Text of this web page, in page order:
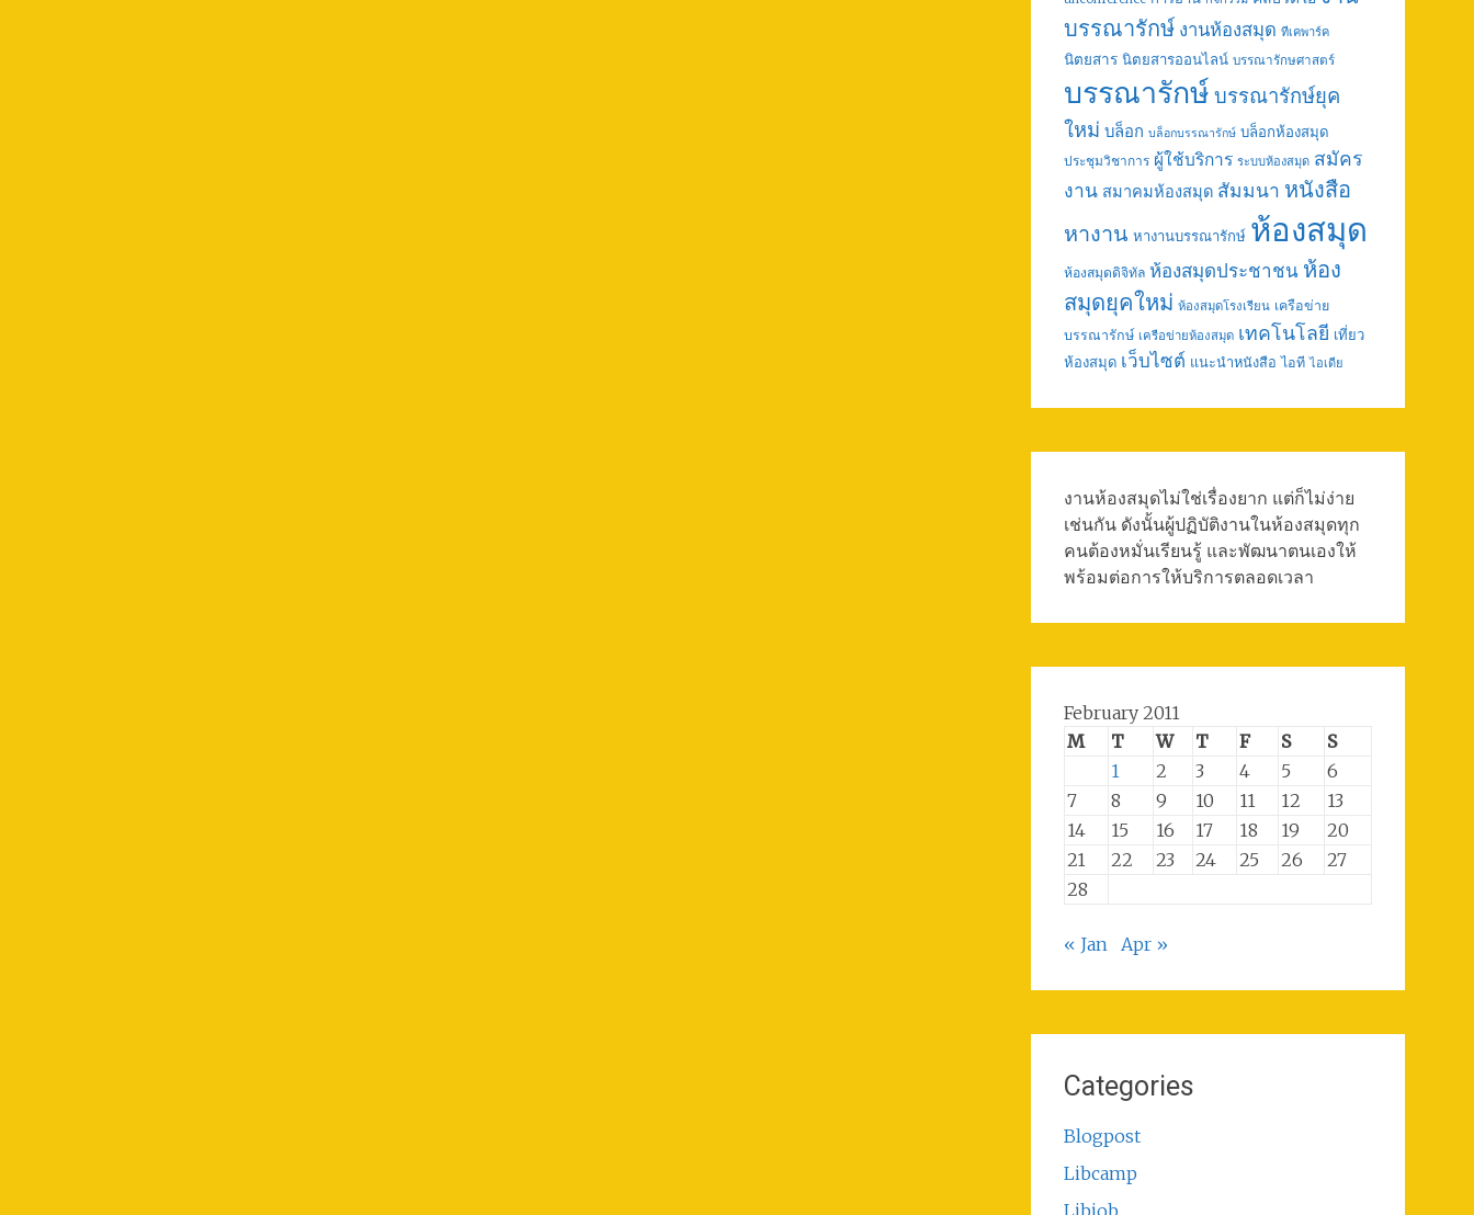
บรรณารักษ์ งานห้องสมุด ทีเคพาร์ค
นิตยสาร นิตยสารออนไลน์ บรรณารักษศาสตร์
บรรณารักษ์ บรรณารักษ์ยุค
ใหม่ บล็อก บล็อกบรรณารักษ์ บล็อกห้องสมุด
ประชุมวิชาการ ผู้ใช้บริการ ระบบห้องสมุด สมัคร
งาน สมาคมห้องสมุด สัมมนา หนังสือ
หางาน หางานบรรณารักษ์ ห้องสมุด
ห้องสมุดดิจิทัล ห้องสมุดประชาชน ห้อง
สมุดยุคใหม่ ห้องสมุดโรงเรียน เครือข่าย
บรรณารักษ์ เครือข่ายห้องสมุด เทคโนโลยี เที่ยว
ห้องสมุด เว็บไซต์ แนะนำหนังสือ ไอที ไอเดีย
งานห้องสมุดไม่ใช่เรื่องยาก แต่ก็ไม่ง่าย
เช่นกัน ดังนั้นผู้ปฏิบัติงานในห้องสมุดทุก
คนต้องหมั่นเรียนรู้ และพัฒนาตนเองให้
พร้อมต่อการให้บริการตลอดเวลา
February 2011
M
T W T F S
S
1
2 3 4 5
6
7
8 9 10 11 12
13
14
15 16 17 18 19
20
21
22 23 24 25 26
27
28
« Jan Apr »
Categories
Blogpost
Libcamp
Libjob